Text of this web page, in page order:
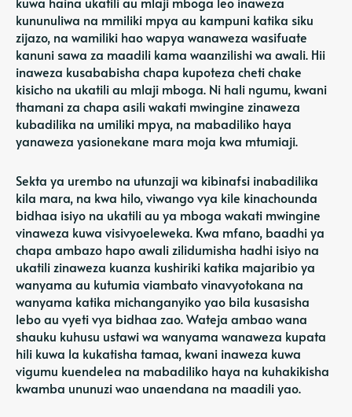
kununuliwa na mmiliki mpya au kampuni katika siku
zijazo, na wamiliki hao wapya wanaweza wasifuate
kanuni sawa za maadili kama waanzilishi wa awali. Hii
inaweza kusababisha chapa kupoteza cheti chake
kisicho na ukatili au mlaji mboga. Ni hali ngumu, kwani
thamani za chapa asili wakati mwingine zinaweza
kubadilika na umiliki mpya, na mabadiliko haya
yanaweza yasionekane mara moja kwa mtumiaji.
Sekta ya urembo na utunzaji wa kibinafsi inabadilika
kila mara, na kwa hilo, viwango vya kile kinachounda
bidhaa isiyo na ukatili au ya mboga wakati mwingine
vinaweza kuwa visivyoeleweka. Kwa mfano, baadhi ya
chapa ambazo hapo awali zilidumisha hadhi isiyo na
ukatili zinaweza kuanza kushiriki katika majaribio ya
wanyama au kutumia viambato vinavyotokana na
wanyama katika michanganyiko yao bila kusasisha
lebo au vyeti vya bidhaa zao. Wateja ambao wana
shauku kuhusu ustawi wa wanyama wanaweza kupata
hili kuwa la kukatisha tamaa, kwani inaweza kuwa
vigumu kuendelea na mabadiliko haya na kuhakikisha
kwamba ununuzi wao unaendana na maadili yao.